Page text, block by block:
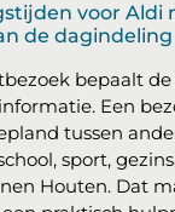
voor Aldi
de dagindeling
bepaalt
Een
tussen
sport,
Houten. Dat